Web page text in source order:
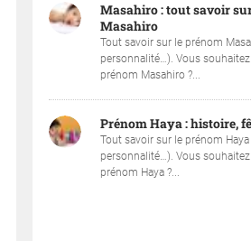
Masahiro : tout savoir
Masahiro
Tout savoir sur le prénom
personnalité…). Vous
prénom Masahiro ?...
Prénom Haya : histoire,
Tout savoir sur le prénom Haya
personnalité…). Vous
prénom Haya ?...